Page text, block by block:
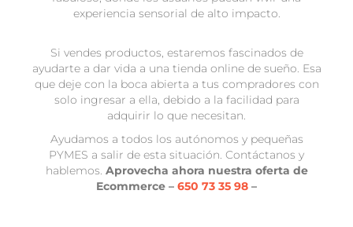
experiencia sensorial de alto impacto.
Si vendes productos, estaremos fascinados de
ayudarte a dar vida a una tienda online de sueño. Esa
que deje con la boca abierta a tus compradores con
solo ingresar a ella, debido a la facilidad para
adquirir lo que necesitan.
Ayudamos a todos los autónomos y pequeñas
PYMES a salir de esta situación. Contáctanos y
hablemos. Aprovecha ahora nuestra oferta de
Ecommerce – 650 73 35 98 –